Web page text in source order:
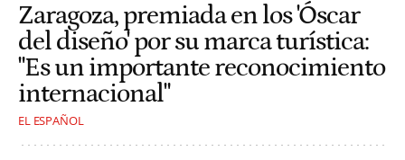
Zaragoza, premiada en los 'Óscar
del diseño' por su marca turística:
"Es un importante reconocimiento
internacional"
EL ESPAÑOL